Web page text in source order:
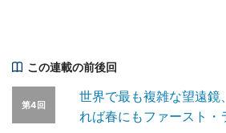
この連載の前後回
第4回
世界で最も複雑な望遠
れば春にもファースト・